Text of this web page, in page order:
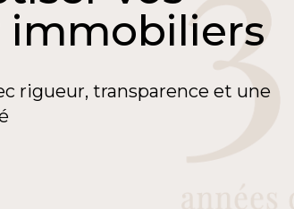
rigueur, transparence et une